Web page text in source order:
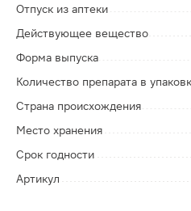
Отпуск из аптеки
Действующее вещество
Форма выпуска
Количество препарата в
Страна происхождения
Место хранения
Срок годности
Артикул